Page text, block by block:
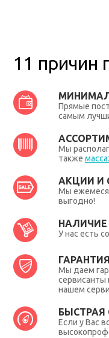
11 причин
Прямые
самым
Мы
также
АКЦИИ И
Мы
выгодно!
У нас есть
Мы даем
сервисанты
нашем
Если у Вас